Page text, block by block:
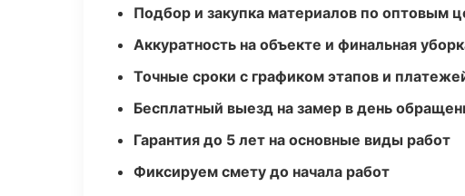
Подбор и закупка материалов по оптовым
Аккуратность на объекте и финальная
Точные сроки с графиком этапов и
Бесплатный выезд на замер в день
Гарантия до 5 лет на основные виды работ
Фиксируем смету до начала работ